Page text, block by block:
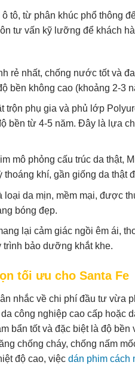
tô, từ phân khúc phổ thông
tư vấn kỹ lưỡng để khách
rẻ nhất, chống nước tốt và
bền không cao (khoảng 2-3
phụ gia và phủ lớp
bền từ 4-5 năm. Đây là lựa
mô phỏng cấu trúc da thật,
khí, gần giống da thật
da mịn, mềm mại, được
bóng đẹp.
lại cảm giác ngồi êm ái,
trình bảo dưỡng khắt khe.
tối ưu cho Santa Fe
nhắc về chi phí đầu tư vừa
công nghiệp cao cấp hoặc
bẩn tốt và đặc biệt là độ
chống cháy, chống nấm
độ cao, việc dán phim cách